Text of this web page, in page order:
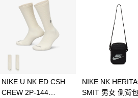
21家銀行
第一商業銀行
彰化商業銀行
NIKE U NK ED CSH
CREW 2P-144
NIKE NK
SMIT 男女 側背